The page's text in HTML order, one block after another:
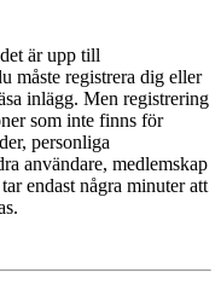
är upp till
måste registrera dig eller
inlägg. Men registrering
som inte finns för
personliga
användare, medlemskap
endast några minuter att